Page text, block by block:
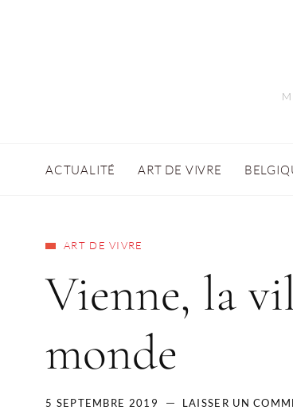
ACTUALITÉ ART DE VIVRE
ART DE VIVRE
Vienne, la
monde
5 SEPTEMBRE 2019 LAISSER UN